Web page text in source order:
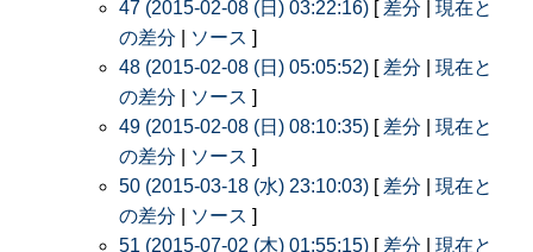
47 (2015-02-08 (日) 03:22:16) [ 差分
現在と
の差分
ソース ]
48 (2015-02-08 (日) 05:05:52) [ 差分
現在と
の差分
ソース ]
49 (2015-02-08 (日) 08:10:35) [ 差分
現在と
の差分
ソース ]
50 (2015-03-18 (水) 23:10:03) [ 差分
現在と
の差分
ソース ]
51 (2015-07-02 (木) 01:55:15) [ 差分 現在と